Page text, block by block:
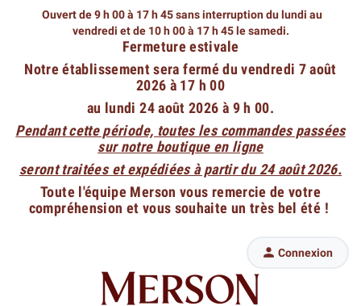
Ouvert de 9 h 00 à 17 h 45 sans interruption du lundi au
vendredi et de 10 h 00 à 17 h 45 le samedi.
Fermeture estivale
Notre établissement sera fermé du vendredi 7 août
2026 à 17 h 00
au lundi 24 août 2026 à 9 h 00.
Pendant cette période, toutes les commandes passées
sur notre boutique en ligne
seront traitées et expédiées à partir du 24 août 2026.
Toute l'équipe Merson vous remercie de votre
compréhension et vous souhaite un très bel été !
 Connexion